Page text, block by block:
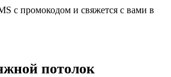
с промокодом и свяжется с вами в
потолок